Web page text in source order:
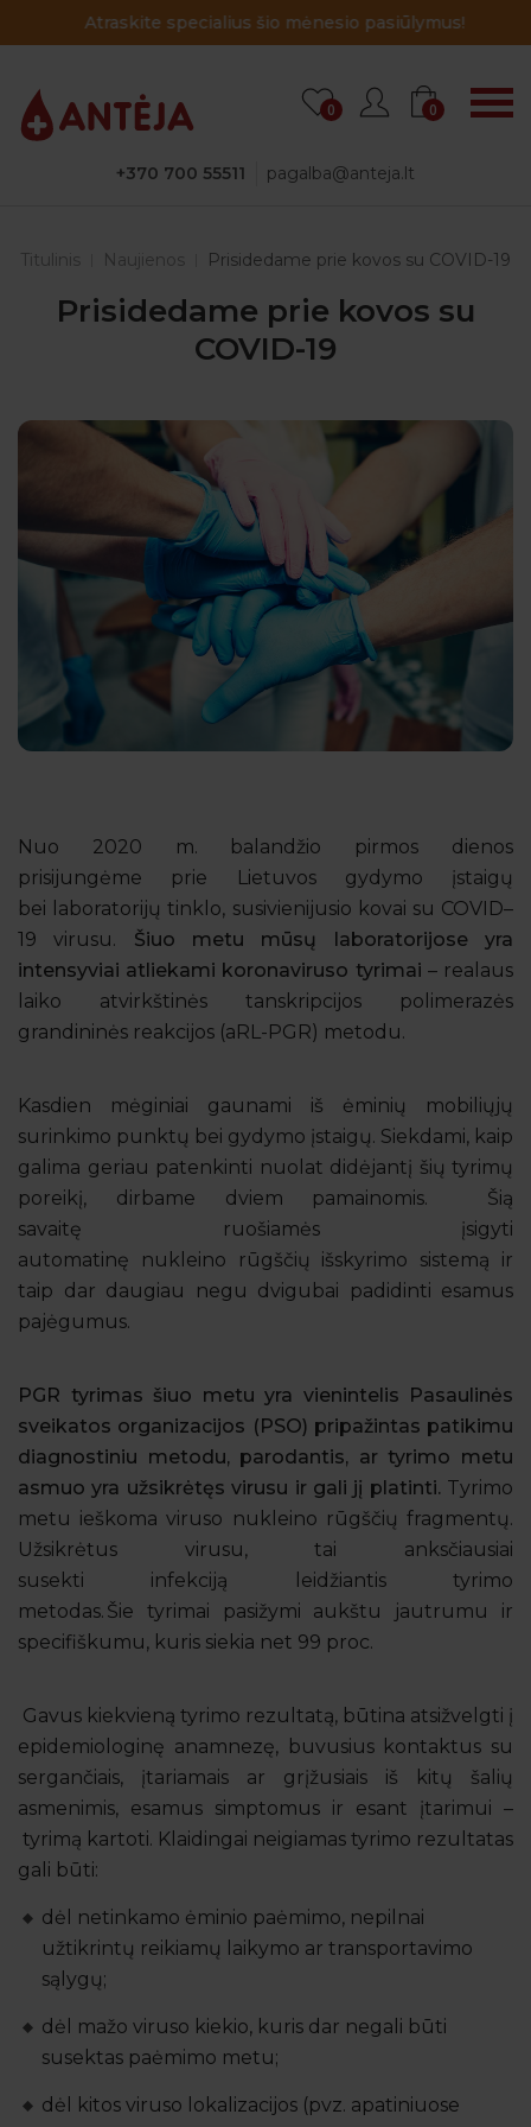
Atraskite specialius šio mėnesio pasiūlymus!
+370 700 55511 pagalba@anteja.lt
0 0
Titulinis Naujienos Prisidedame prie kovos su COVID-19
Prisidedame prie kovos su
COVID-19
Nuo 2020 m. balandžio pirmos dienos
prisijungėme prie Lietuvos gydymo įstaigų
bei laboratorijų tinklo, susivienijusio kovai su COVID–
19 virusu. Šiuo metu mūsų laboratorijose yra
intensyviai atliekami koronaviruso tyrimai – realaus
laiko atvirkštinės tanskripcijos polimerazės
grandininės reakcijos (aRL-PGR) metodu.
Kasdien mėginiai gaunami iš ėminių mobiliųjų
surinkimo punktų bei gydymo įstaigų. Siekdami, kaip
galima geriau patenkinti nuolat didėjantį šių tyrimų
poreikį, dirbame dviem pamainomis. Šią
savaitę ruošiamės įsigyti
automatinę nukleino rūgščių išskyrimo sistemą ir
taip dar daugiau negu dvigubai padidinti esamus
pajėgumus.
PGR tyrimas šiuo metu yra vienintelis Pasaulinės
sveikatos organizacijos (PSO) pripažintas patikimu
diagnostiniu metodu, parodantis, ar tyrimo metu
asmuo yra užsikrėtęs virusu ir gali jį platinti. Tyrimo
metu ieškoma viruso nukleino rūgščių fragmentų.
Užsikrėtus virusu, tai anksčiausiai
susekti infekciją leidžiantis tyrimo
metodas. Šie tyrimai pasižymi aukštu jautrumu ir
specifiškumu, kuris siekia net 99 proc.
Gavus kiekvieną tyrimo rezultatą, būtina atsižvelgti į
epidemiologinę anamnezę, buvusius kontaktus su
sergančiais, įtariamais ar grįžusiais iš kitų šalių
asmenimis, esamus simptomus ir esant įtarimui –
tyrimą kartoti. Klaidingai neigiamas tyrimo rezultatas
gali būti:
dėl netinkamo ėminio paėmimo, nepilnai
užtikrintų reikiamų laikymo ar transportavimo
sąlygų;
dėl mažo viruso kiekio, kuris dar negali būti
susektas paėmimo metu;
dėl kitos viruso lokalizacijos (pvz. apatiniuose